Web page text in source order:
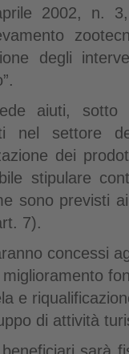
2002, n. 3,
degli
aiuti,
nel settore
dei
stipulare
sono previsti
7).
concessi
e
di attività